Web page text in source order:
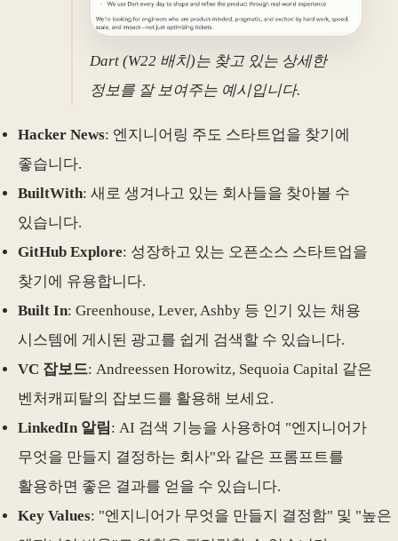
Dart (W22 배치)는 찾고 있는 상세한
정보를 잘 보여주는 예시입니다.
Hacker News: 엔지니어링 주도 스타트업을 찾기에
좋습니다.
BuiltWith: 새로 생겨나고 있는 회사들을 찾아볼 수
있습니다.
GitHub Explore: 성장하고 있는 오픈소스 스타트업을
찾기에 유용합니다.
Built In: Greenhouse, Lever, Ashby 등 인기 있는 채용
시스템에 게시된 광고를 쉽게 검색할 수 있습니다.
VC 잡보드: Andreessen Horowitz, Sequoia Capital 같은
벤처캐피탈의 잡보드를 활용해 보세요.
LinkedIn 알림: AI 검색 기능을 사용하여 "엔지니어가
무엇을 만들지 결정하는 회사"와 같은 프롬프트를
활용하면 좋은 결과를 얻을 수 있습니다.
Key Values: "엔지니어가 무엇을 만들지 결정함" 및 "높은